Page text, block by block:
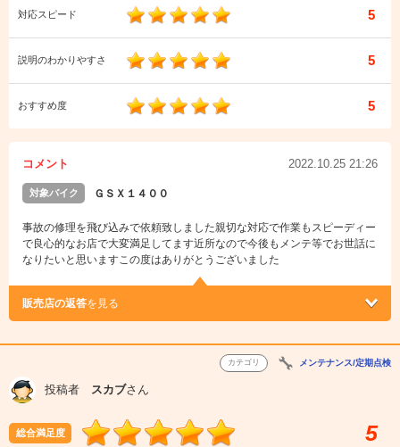
対応スピード 5
説明のわかりやすさ 5
おすすめ度 5
コメント 2022.10.25 21:26
対象バイク ＧＳＸ１４００
事故の修理を飛び込みで依頼致しました親切な対応で作業もスピーディー
で良心的なお店で大変満足してます近所なので今後もメンテ等でお世話に
なりたいと思いますこの度はありがとうございました
販売店の返答を見る
カテゴリ メンテナンス/定期点検
投稿者 スカブさん
総合満足度 5